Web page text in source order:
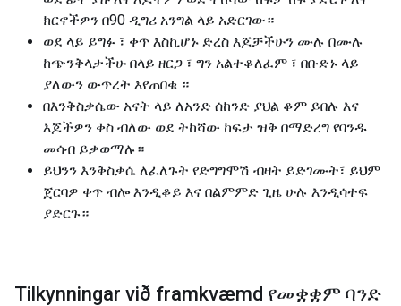
ክርኖችዎን በ90 ዲግሪ አንግል ላይ አድርገው።
ወደ ላይ ይግፉ ፣ ቀጥ እስኪሆኑ ድረስ እጆቻችሁን ሙሉ በሙሉ
ከጭንቅላታችሁ በላይ ዘርጋ ፣ ግን አልተቆለፈም ፣ በቡድኑ ላይ
ያለውን ውጥረት እየጠበቁ ።
በእንቅስቃሴው አናት ላይ ለአንድ ሰከንድ ያህል ቆም ይበሉ እና
እጆችዎን ቀስ ብለው ወደ ትከሻው ከፍታ ዝቅ በማድረግ የባንዱ
መሳብ ይቃወማሉ።
ይህንን እንቅስቃሴ ለፈለጉት የድግግሞሽ ብዛት ይድገሙት፣ ይህም
ጀርባዎ ቀጥ ብሎ እንዲቆይ እና በልምምድ ጊዜ ሁሉ እንዲሳተፍ
ያድርጉ።
Tilkynningar við framkvæmd የመቋቋም ባንድ